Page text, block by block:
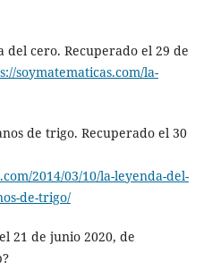
del cero. Recuperado el 29 de
soymatematicas.com/la-
de trigo. Recuperado el 30
2014/03/10/la-leyenda-del-
de-trigo/
21 de junio 2020, de